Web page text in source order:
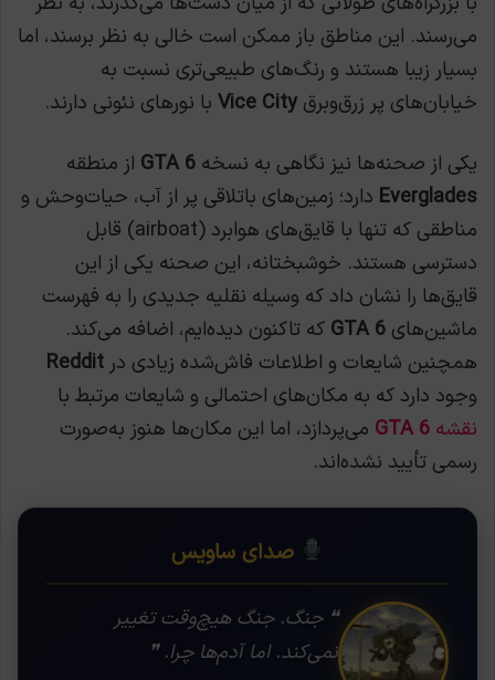
می‌رسند. این مناطق باز ممکن است خالی به نظر برسند، اما
بسیار زیبا هستند و رنگ‌های طبیعی‌تری نسبت به
خیابان‌های پر زرق‌وبرق Vice City با نورهای نئونی دارند.
یکی از صحنه‌ها نیز نگاهی به نسخه GTA 6 از منطقه
Everglades دارد؛ زمین‌های باتلاقی پر از آب، حیات‌وحش و
مناطقی که تنها با قایق‌های هوابرد (airboat) قابل
دسترسی هستند. خوشبختانه، این صحنه یکی از این
قایق‌ها را نشان داد که وسیله نقلیه جدیدی را به فهرست
ماشین‌های GTA 6 که تاکنون دیده‌ایم، اضافه می‌کند.
همچنین شایعات و اطلاعات فاش‌شده زیادی در Reddit
وجود دارد که به مکان‌های احتمالی و شایعات مرتبط با
نقشه GTA 6 می‌پردازد، اما این مکان‌ها هنوز به‌صورت
رسمی تأیید نشده‌اند.
صدای ساویس
❝ جنگ. جنگ هیچ‌وقت تغییر
نمی‌کند. اما آدم‌ها چرا. ❞